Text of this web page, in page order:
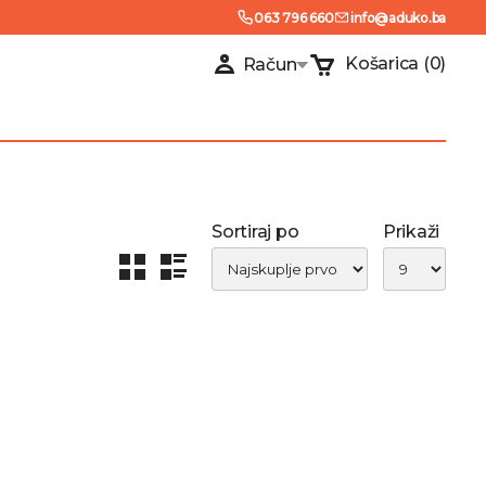
063 796 660 info@aduko.ba
Račun Košarica (0)
Sortiraj po Prikaži